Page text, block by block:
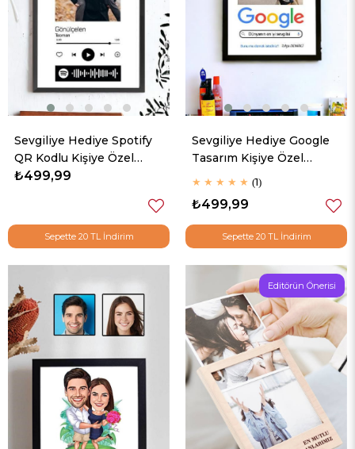
Sevgiliye Hediye Spotify
QR Kodlu Kişiye Özel
Fotoğraflı Hediyelik
₺499,99
Sepette 20 TL İndirim
Sevgiliye Hediye Google
Tasarım Kişiye Özel
Fotoğraflı Hediyelik
★ ★ ★ ★ ★ 1
₺499,99
Sepette 20 TL İndirim
Editörün Önerisi